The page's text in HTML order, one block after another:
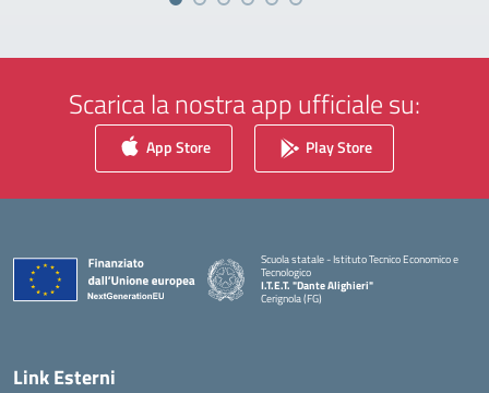
Scarica la nostra app ufficiale su:
App Store Play Store
Scuola statale - Istituto Tecnico Economico e
Tecnologico
I.T.E.T. "Dante Alighieri"
Cerignola (FG)
— Visita la pagina iniziale della scuola
Link Esterni